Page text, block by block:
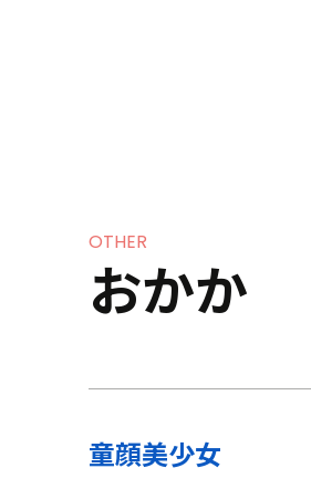
Creators
Works
OTHER
おかか
童顔美少女